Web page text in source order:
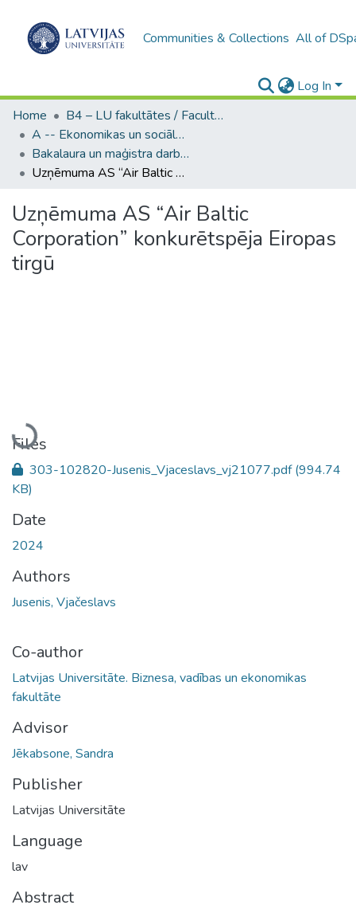
Communities & Collections All of
Log In
Home
B4 – LU fakultātes / Faculties of the UL
A -- Ekonomikas un sociālo zinātņu fakultāte / Faculty of Economics and Social Sciences
Bakalaura un maģistra darbi (ESZF) / Bachelor's and Master's theses
Uzņēmuma AS “Air Baltic Corporation” konkurētspēja Eiropas tirgū
Uzņēmuma AS “Air Baltic
Corporation” konkurētspēja Eiropas
tirgū
Loading...
Files
303-102820-Jusenis_Vjaceslavs_vj21077.pdf(994.74
KB)
Date
2024
Authors
Jusenis, Vjačeslavs
Co-author
Latvijas Universitāte. Biznesa, vadības un ekonomikas
fakultāte
Advisor
Jēkabsone, Sandra
Publisher
Latvijas Universitāte
Language
lav
Abstract